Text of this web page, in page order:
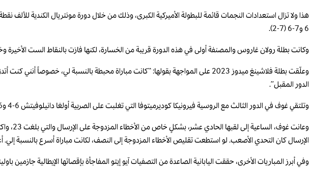
6 و7-6 (7-2).
وكانت بطلة رولان غاروس والمصنفة أولى في هذه الدورة قريبة من الخسارة، لكنها فازت بالنقاط الست
وعلّقت بطلة فلاشينغ ميدوز 2023 على المواجهة بقولها: “كانت مباراة محبطة بالنسبة
الدور المقبل”.
وتلتقي غوف في الدور الثالث مع الروسية فيرونيكا كوديرميتوفا التي تغلبت على الصربية أولغا دانيلوفيتش 6-4 و6-2.
الإرسال كان التحدي الأصعب. لو استطعت تقليص الأخطاء المزدوجة إلى النصف، لكانت مباراة أسرع بالنسبة
وفي أبرز المباريات الأخرى، حققت اليابانية الصاعدة من التصفيات آيو إيتو المفاجأة بإقصائها الإيطالية جازمين باوليني